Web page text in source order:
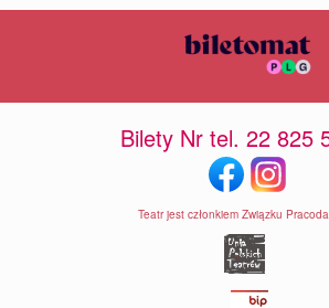
Bilety Nr tel. 22 825
Teatr jest członkiem Związku